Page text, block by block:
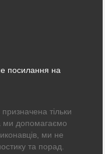
посилання на
тільки
ми допомагаємо
ми не
та порад.